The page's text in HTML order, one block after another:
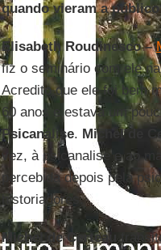
quando vieram a
Elisabeth Roudinesco –
fiz o seminário com ele
Acredito que ele foi bem
60 anos e estava um
Psicanálise. Michel de
vez, à psicanalise e ao
percebida depois pela
historiadores.
Michel de Certeau